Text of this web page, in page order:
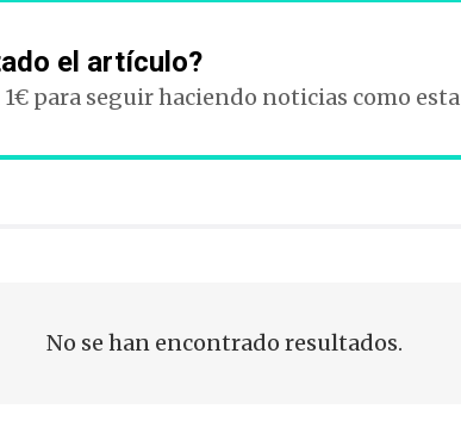
el artículo?
para seguir haciendo noticias como esta
No se han encontrado resultados.